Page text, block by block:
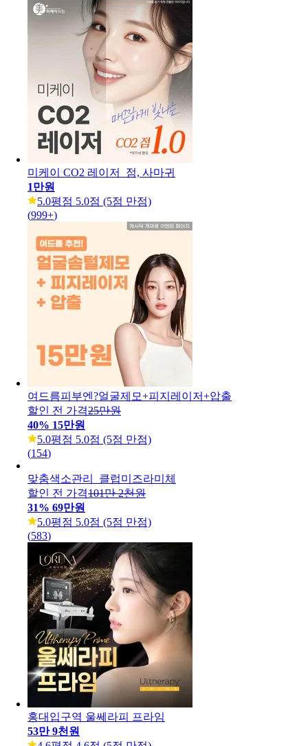
미케이 CO2 레이저_점, 사마귀
1만원
5.0평점 5.0점 (5점 만점)
(999+)
여드름피부엔?얼굴제모+피지레이저+압출
할인 전 가격25만원
40% 15만원
5.0평점 5.0점 (5점 만점)
(154)
맞춤색소관리_클럽미즈라미체
할인 전 가격101만 2천원
31% 69만원
5.0평점 5.0점 (5점 만점)
(583)
홍대입구역 울쎄라피 프라임
53만 9천원